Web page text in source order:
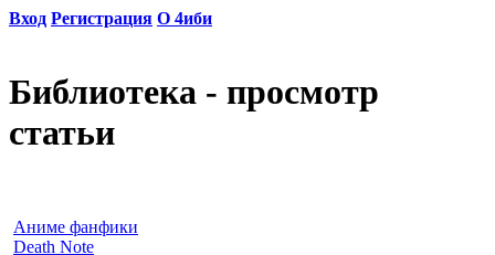
Вход Регистрация О 4иби
Библиотека - просмотр
статьи
Аниме фанфики
Death Note